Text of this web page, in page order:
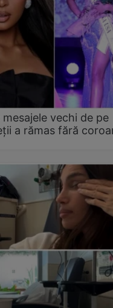
vechi de pe
a rămas fără